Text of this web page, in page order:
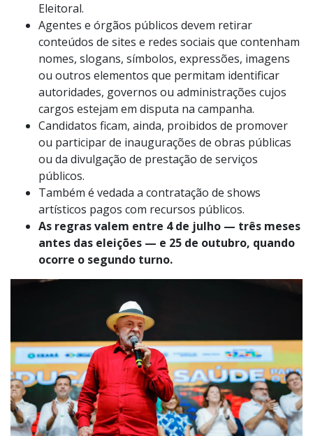
Eleitoral.
Agentes e órgãos públicos devem retirar
conteúdos de sites e redes sociais que contenham
nomes, slogans, símbolos, expressões, imagens
ou outros elementos que permitam identificar
autoridades, governos ou administrações cujos
cargos estejam em disputa na campanha.
Candidatos ficam, ainda, proibidos de promover
ou participar de inaugurações de obras públicas
ou da divulgação de prestação de serviços
públicos.
Também é vedada a contratação de shows
artísticos pagos com recursos públicos.
As regras valem entre 4 de julho — três meses
antes das eleições — e 25 de outubro, quando
ocorre o segundo turno.